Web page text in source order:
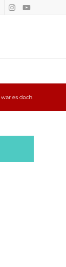
es doch!